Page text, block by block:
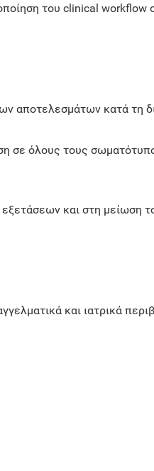
του clinical workflow
αποτελεσμάτων κατά τη
σε όλους τους
και στη μείωση
και ιατρικά